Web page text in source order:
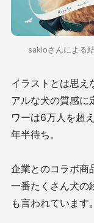
sakioさんによる
イラストとは思え
アルな犬の質感
ワーは6万人を超
年半待ち。
企業とのコラボ商
一番たくさん犬の
も言われています。